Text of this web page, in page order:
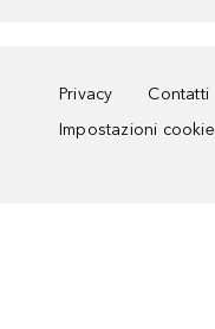
Privacy Contatti
Impostazioni cookie